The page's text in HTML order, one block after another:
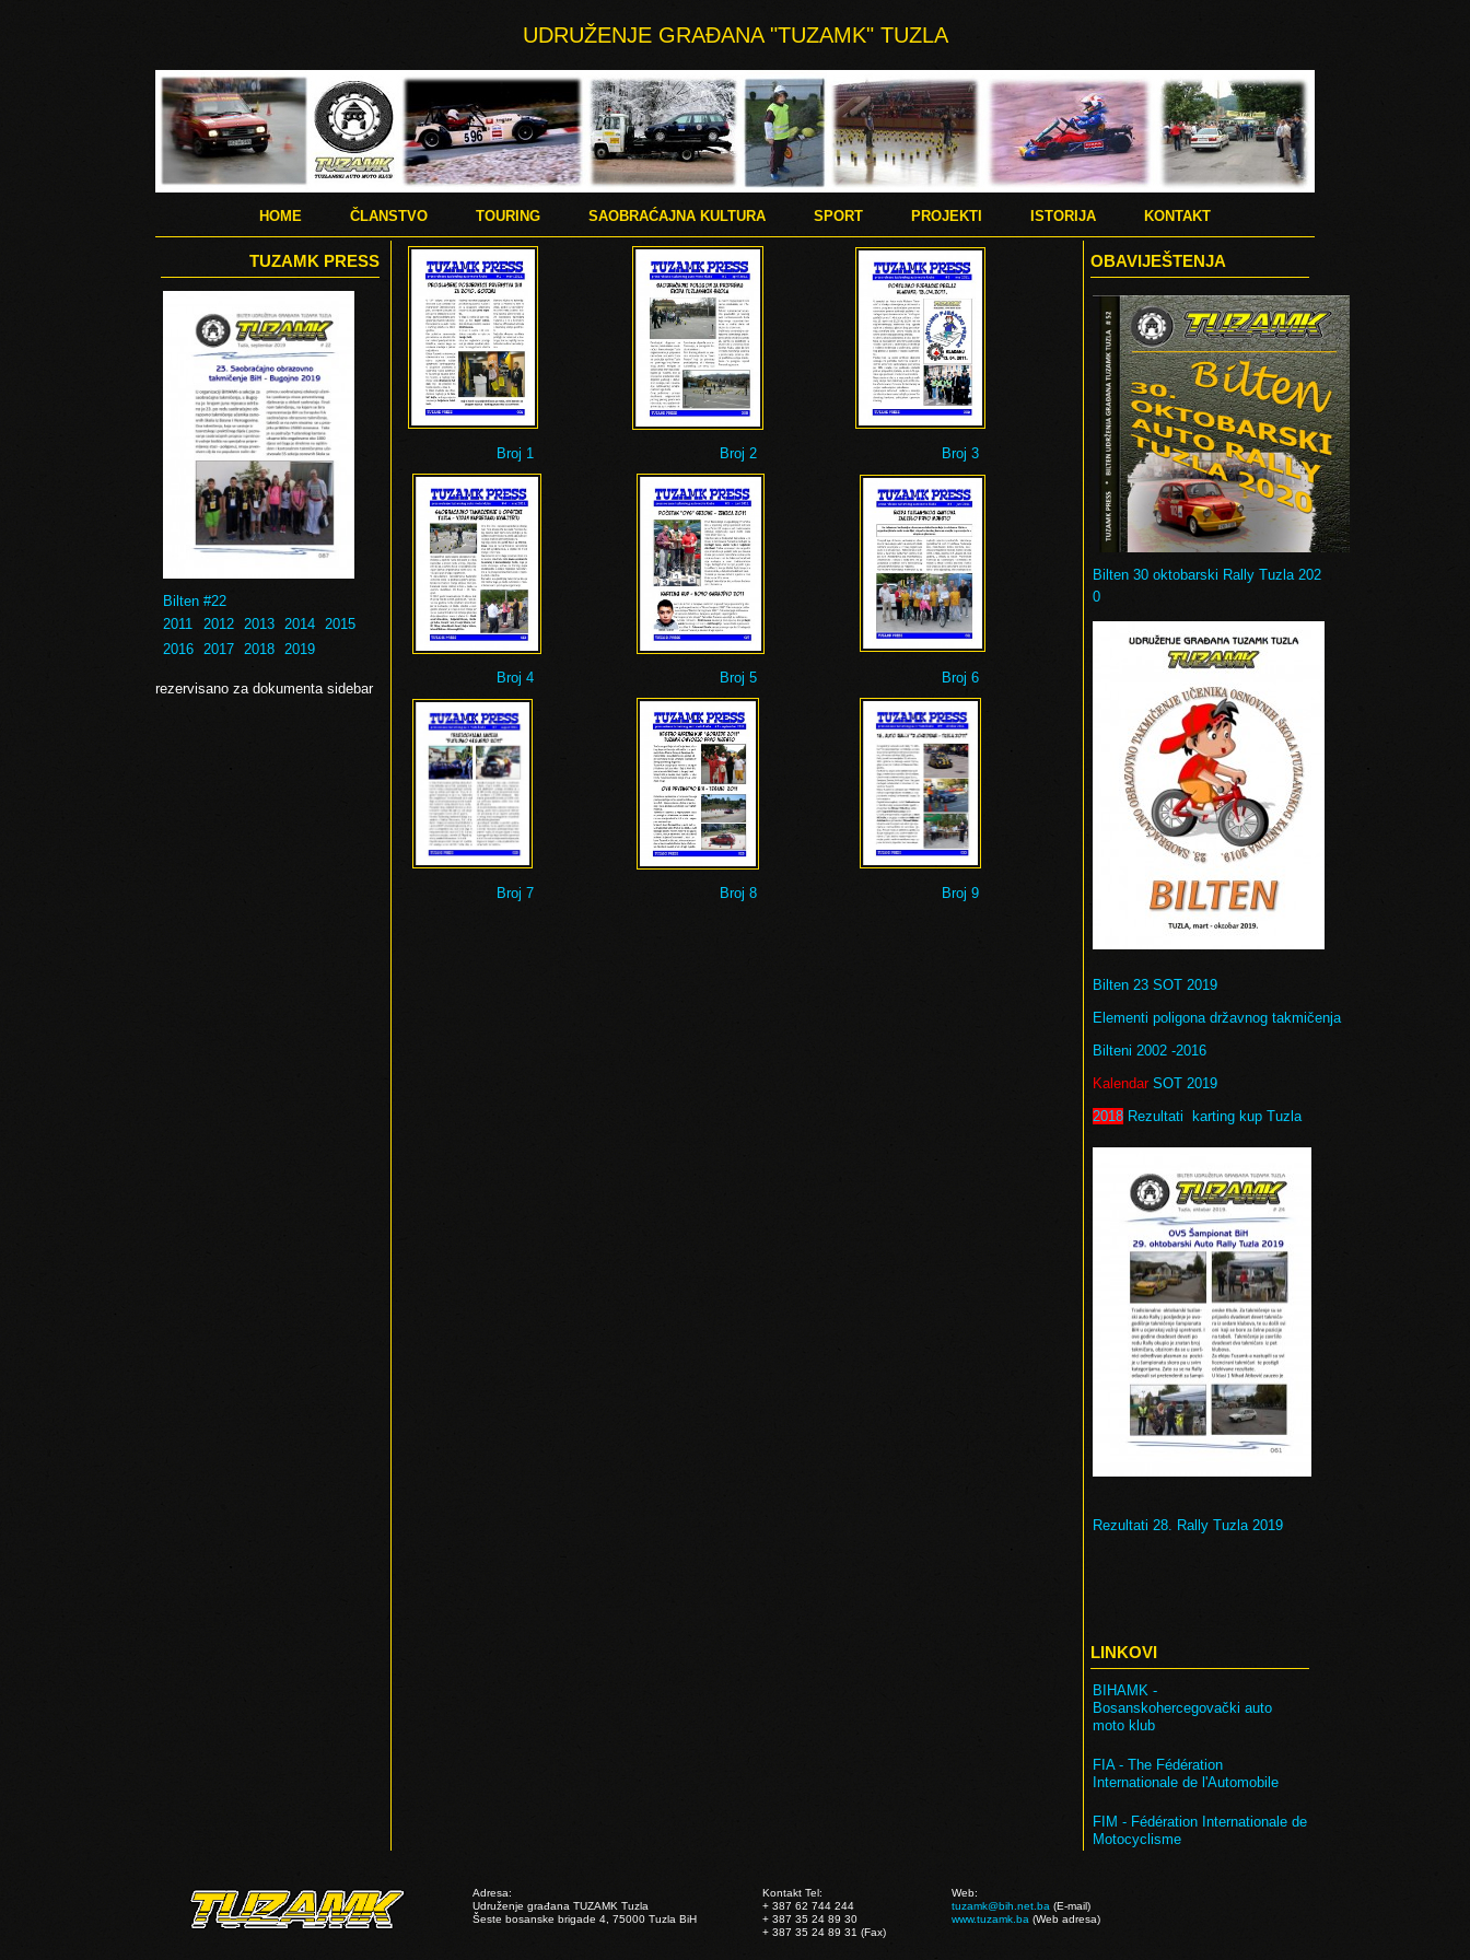
UDRUŽENJE GRAĐANA "TUZAMK" TUZLA
HOME ČLANSTVO TOURING SAOBRAĆAJNA KULTURA SPORT PROJEKTI ISTORIJA KONTAKT
TUZAMK PRESS
Bilten #22
2011
2012 2013 2014 2015
2016 2017 2018 2019
rezervisano za dokumenta sidebar
OBAVIJEŠTENJA
Bilten 30 oktobarski Rally Tuzla 202
0
Bilten 23 SOT 2019
Elementi poligona državnog takmičenja
Bilteni 2002 -2016
KalendarSOT 2019
2018 Rezultati karting kup Tuzla
Rezultati 28. Rally Tuzla 2019
LINKOVI
BIHAMK -
Bosanskohercegovački auto
moto klub
FIA - The Fédération
Internationale de l'Automobile
FIM - Fédération Internationale de
Motocyclisme
Broj 1 Broj 2 Broj 3
Broj 4 Broj 5 Broj 6
Broj 7 Broj 8 Broj 9
Adresa:
Udruženje građana TUZAMK Tuzla
Šeste bosanske brigade 4, 75000 Tuzla BiH
Kontakt Tel:
+ 387 62 744 244
+ 387 35 24 89 30
+ 387 35 24 89 31 (Fax)
Web:
tuzamk@bih.net.ba (E-mail)
www.tuzamk.ba (Web adresa)